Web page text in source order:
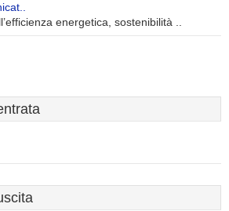
energetica, sostenibilità ..